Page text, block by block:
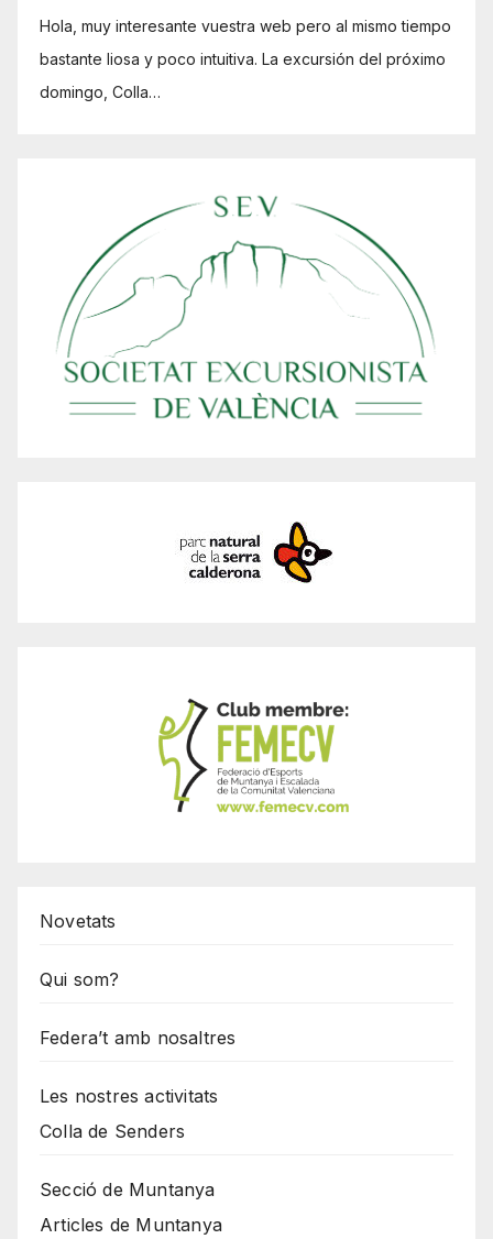
Hola, muy interesante vuestra web pero al mismo tiempo
bastante liosa y poco intuitiva. La excursión del próximo
domingo, Colla…
Novetats
Qui som?
Federa’t amb nosaltres
Les nostres activitats
Colla de Senders
Secció de Muntanya
Articles de Muntanya